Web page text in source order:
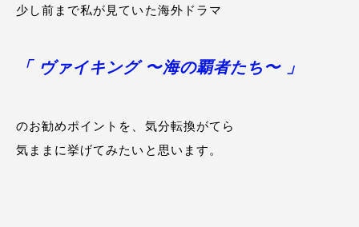
少し前まで私が見ていた海外ドラマ
「 ヴァイキング 〜海の覇者たち〜 」
のお勧めポイントを、気分転換がてら
気ままに挙げてみたいと思います。